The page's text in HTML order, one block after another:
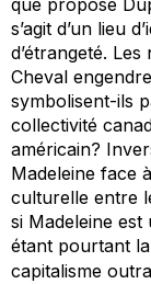
que propose
s’agit d’un lieu
d’étrangeté.
Cheval
symbolisent-ils
collectivité
américain?
Madeleine face
culturelle entre
si Madeleine est
étant pourtant
capitalisme